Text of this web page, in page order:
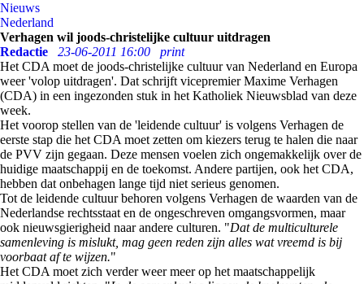
Nieuws
Nederland
Verhagen wil joods-christelijke cultuur uitdragen
Redactie
23-06-2011 16:00
print
Het CDA moet de joods-christelijke cultuur van Nederland en Europa
weer 'volop uitdragen'. Dat schrijft vicepremier Maxime Verhagen
(CDA) in een ingezonden stuk in het Katholiek Nieuwsblad van deze
week.
Het voorop stellen van de 'leidende cultuur' is volgens Verhagen de
eerste stap die het CDA moet zetten om kiezers terug te halen die naar
de PVV zijn gegaan. Deze mensen voelen zich ongemakkelijk over de
huidige maatschappij en de toekomst. Andere partijen, ook het CDA,
hebben dat onbehagen lange tijd niet serieus genomen.
Tot de leidende cultuur behoren volgens Verhagen de waarden van de
Nederlandse rechtsstaat en de ongeschreven omgangsvormen, maar
ook nieuwsgierigheid naar andere culturen. "Dat de multiculturele
samenleving is mislukt, mag geen reden zijn alles wat vreemd is bij
voorbaat af te wijzen."
Het CDA moet zich verder weer meer op het maatschappelijk